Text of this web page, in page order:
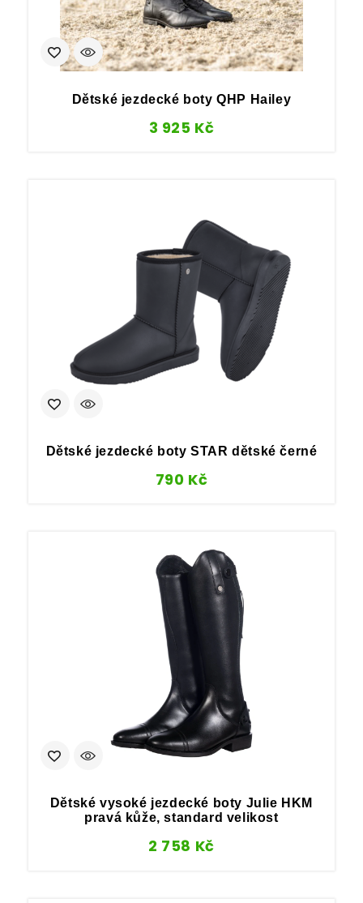
Dětské jezdecké boty QHP Hailey
3 925 Kč
Dětské jezdecké boty STAR dětské černé
790 Kč
Dětské vysoké jezdecké boty Julie HKM
pravá kůže, standard velikost
2 758 Kč